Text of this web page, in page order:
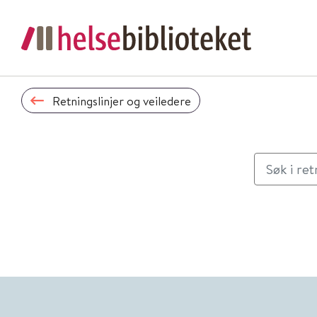
Retningslinjer og veiledere